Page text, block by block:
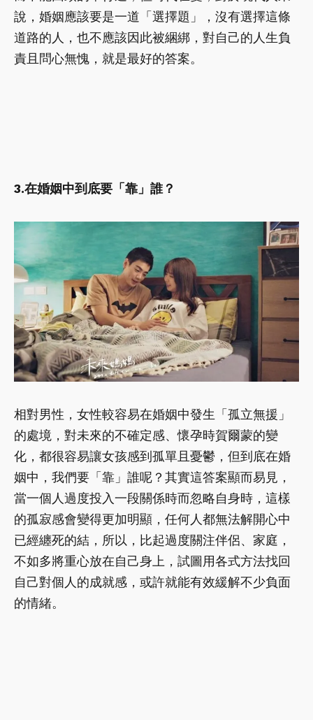
說，婚姻應該要是一道「選擇題」，沒有選擇這條
道路的人，也不應該因此被綑綁，對自己的人生負
責且問心無愧，就是最好的答案。
3.在婚姻中到底要「靠」誰？
相對男性，女性較容易在婚姻中發生「孤立無援」
的處境，對未來的不確定感、懷孕時賀爾蒙的變
化，都很容易讓女孩感到孤單且憂鬱，但到底在婚
姻中，我們要「靠」誰呢？其實這答案顯而易見，
當一個人過度投入一段關係時而忽略自身時，這樣
的孤寂感會變得更加明顯，任何人都無法解開心中
已經纏死的結，所以，比起過度關注伴侶、家庭，
不如多將重心放在自己身上，試圖用各式方法找回
自己對個人的成就感，或許就能有效緩解不少負面
的情緒。